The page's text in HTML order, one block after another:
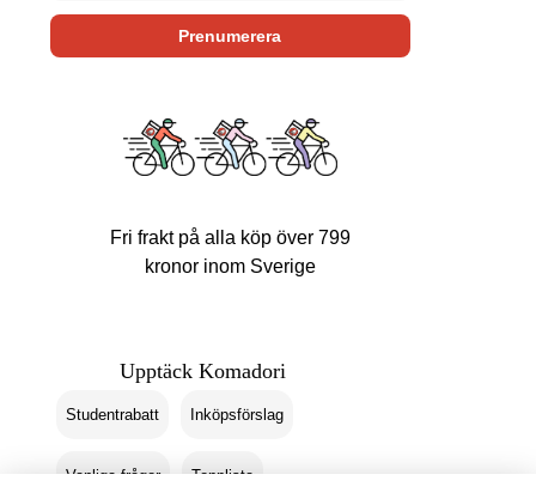
Fri frakt på alla köp över 799
kronor inom Sverige
Upptäck Komadori
Studentrabatt Inköpsförslag
Vanliga frågor Topplista